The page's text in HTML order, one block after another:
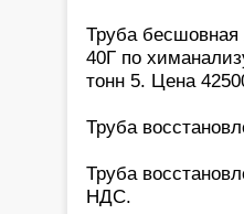
Труба бесшовная
40Г по
тонн 5. Цена
Труба
Труба
НДС.